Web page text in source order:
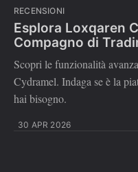
RECENSIONI
Esplora Loxqaren
Compagno di
Scopri le funzionalità
Cydramel. Indaga se è la
hai bisogno.
30 APR 2026